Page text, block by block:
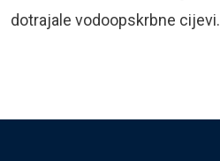
dotrajale vodoopskrbne cijevi.